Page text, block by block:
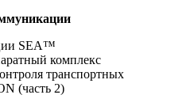
SEA™
комплекс
транспортных
(часть 2)